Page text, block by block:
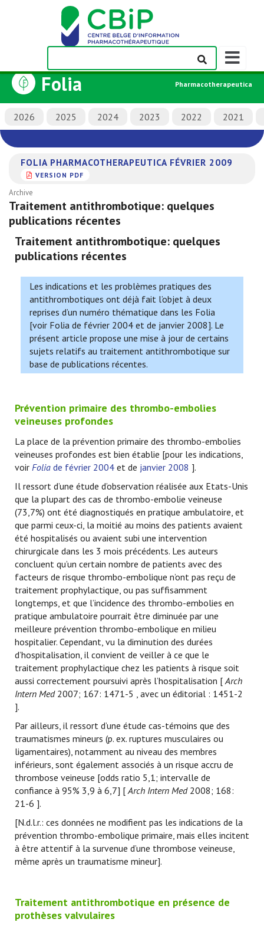
Afficher/
la
de
navigation
Folia Pharmacotherapeutica
2026 2025 2024 2023 2022 2021
FOLIA PHARMACOTHERAPEUTICA FÉVRIER 2009
VERSION PDF
Archive
Traitement antithrombotique: quelques
publications récentes
Traitement antithrombotique: quelques
publications récentes
Les indications et les problèmes pratiques des
antithrombotiques ont déjà fait l’objet à deux
reprises d’un numéro thématique dans les Folia
[voir Folia de février 2004 et de janvier 2008]. Le
présent article propose une mise à jour de certains
sujets relatifs au traitement antithrombotique sur
base de publications récentes.
Prévention primaire des thrombo-embolies
veineuses profondes
La place de la prévention primaire des thrombo-embolies
veineuses profondes est bien établie [pour les indications,
voir Folia de février 2004 et de janvier 2008 ].
Il ressort d’une étude d’observation réalisée aux Etats-Unis
que la plupart des cas de thrombo-embolie veineuse
(73,7%) ont été diagnostiqués en pratique ambulatoire, et
que parmi ceux-ci, la moitié au moins des patients avaient
été hospitalisés ou avaient subi une intervention
chirurgicale dans les 3 mois précédents. Les auteurs
concluent qu’un certain nombre de patients avec des
facteurs de risque thrombo-embolique n’ont pas reçu de
traitement prophylactique, ou pas suffisamment
longtemps, et que l’incidence des thrombo-embolies en
pratique ambulatoire pourrait être diminuée par une
meilleure prévention thrombo-embolique en milieu
hospitalier. Cependant, vu la diminution des durées
d’hospitalisation, il convient de veiller à ce que le
traitement prophylactique chez les patients à risque soit
aussi correctement poursuivi après l’hospitalisation [Arch
Intern Med2007; 167: 1471-5 , avec un éditorial : 1451-2
].
Par ailleurs, il ressort d’une étude cas-témoins que des
traumatismes mineurs (p. ex. ruptures musculaires ou
ligamentaires), notamment au niveau des membres
inférieurs, sont également associés à un risque accru de
thrombose veineuse [odds ratio 5,1; intervalle de
confiance à 95% 3,9 à 6,7] [Arch Intern Med2008; 168:
21-6 ].
[N.d.l.r.: ces données ne modifient pas les indications de la
prévention thrombo-embolique primaire, mais elles incitent
à être attentif à la survenue d’une thrombose veineuse,
même après un traumatisme mineur].
Traitement antithrombotique en présence de
prothèses valvulaires